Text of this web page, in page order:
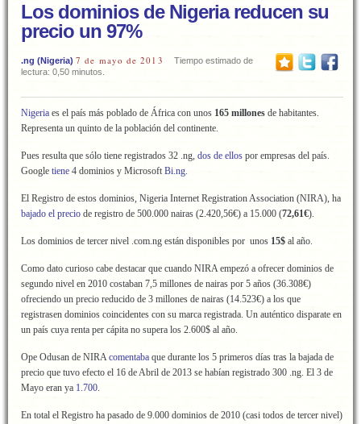
Los dominios de Nigeria reducen su
precio un 97%
.ng (Nigeria) 7 de mayo de 2013
Tiempo estimado de
lectura: 0,50 minutos.
Nigeria es el país más poblado de África con unos 165 millones de habitantes.
Representa un quinto de la población del continente.
Pues resulta que sólo tiene registrados 32 .ng, dos de ellos por empresas del país.
Google tiene 4 dominios y MicrosoftBi.ng.
El Registro de estos dominios, Nigeria Internet Registration Association (NIRA), ha
bajado el precio de registro de 500.000 nairas (2.420,56€) a 15.000 (72,61€).
Los dominios de tercer nivel .com.ng están disponibles por unos 15$ al año.
Como dato curioso cabe destacar que cuando NIRA empezó a ofrecer dominios de
segundo nivel en 2010 costaban 7,5 millones de nairas por 5 años (36.308€)
ofreciendo un precio reducido de 3 millones de nairas (14.523€) a los que
registrasen dominios coincidentes con su marca registrada. Un auténtico disparate en
un país cuya renta per cápita no supera los 2.600$ al año.
Ope Odusan de NIRAcomentaba que durante los 5 primeros días tras la bajada de
precio que tuvo efecto el 16 de Abril de 2013 se habían registrado 300 .ng. El 3 de
Mayo eran ya 1.700.
En total el Registro ha pasado de 9.000 dominios de 2010 (casi todos de tercer nivel)